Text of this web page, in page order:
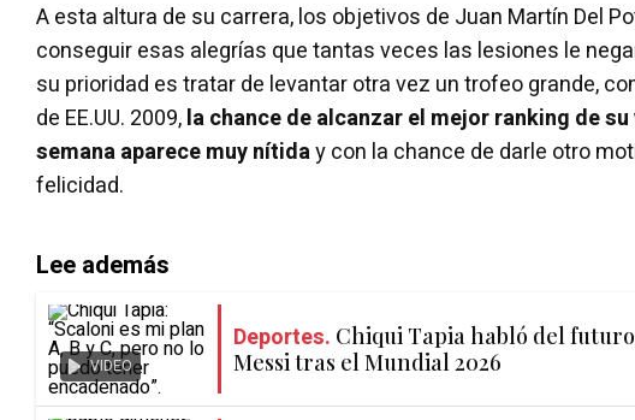
A esta altura de su carrera, los objetivos de Juan Martín Del
conseguir esas alegrías que tantas veces las lesiones le
su prioridad es tratar de levantar otra vez un trofeo grande,
de EE.UU. 2009,la chance de alcanzar el mejor ranking de
semana aparece muy nítiday con la chance de darle otro
felicidad.
Lee además
VIDEO
Deportes. Chiqui Tapia habló del
Messi tras el Mundial 2026